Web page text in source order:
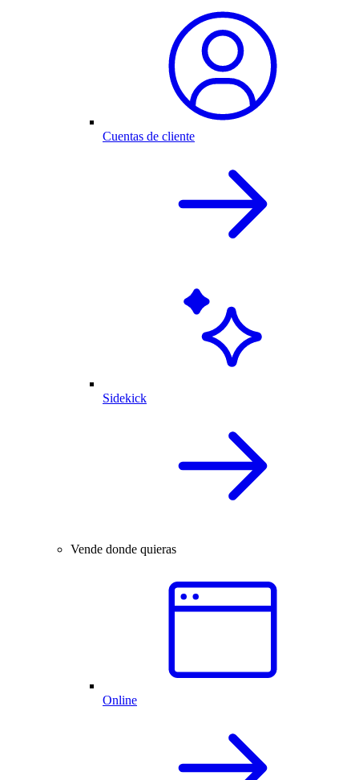
Cuentas de cliente
Sidekick
Vende donde quieras
Online